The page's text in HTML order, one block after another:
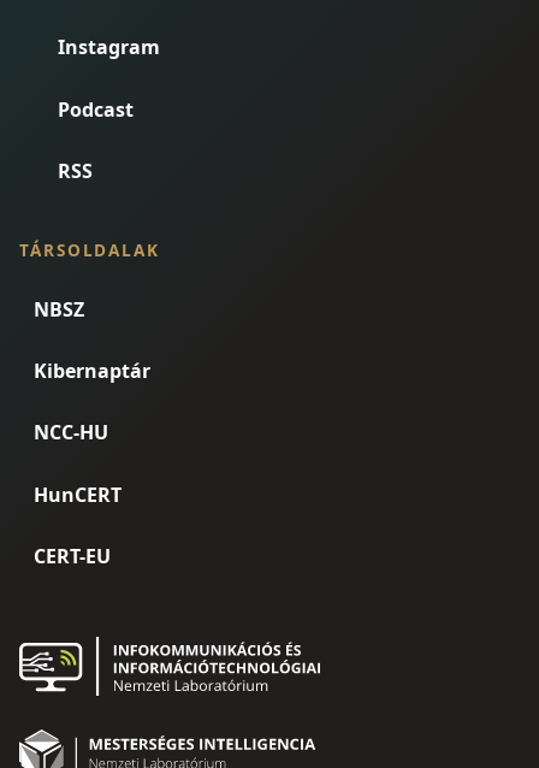
Instagram
Podcast
RSS
TÁRSOLDALAK
NBSZ
Kibernaptár
NCC-HU
HunCERT
CERT-EU